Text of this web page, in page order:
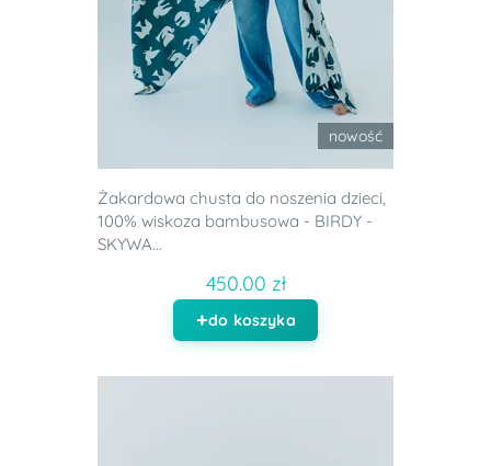
nowość
Żakardowa chusta do noszenia dzieci,
100% wiskoza bambusowa - BIRDY -
SKYWA...
450.00 zł
do koszyka